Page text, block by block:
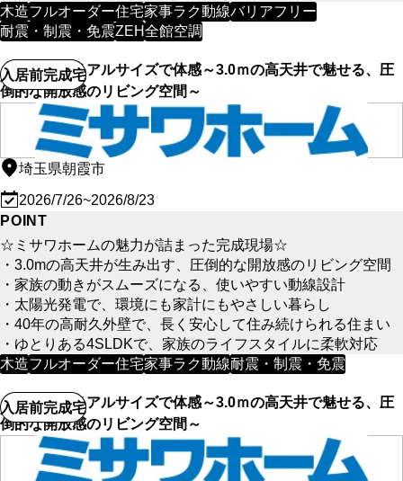
木造フルオーダー住宅家事ラク動線バリアフリー
耐震・制震・免震ZEH全館空調
入居前完成宅
【朝霞市】リアルサイズで体感～3.0ｍの高天井で魅せる、圧
倒的な開放感のリビング空間～
埼玉県朝霞市
2026/7/26~2026/8/23
POINT
☆ミサワホームの魅力が詰まった完成現場☆
・3.0mの高天井が生み出す、圧倒的な開放感のリビング空間
・家族の動きがスムーズになる、使いやすい動線設計
・太陽光発電で、環境にも家計にもやさしい暮らし
・40年の高耐久外壁で、長く安心して住み続けられる住まい
・ゆとりある4SLDKで、家族のライフスタイルに柔軟対応
木造フルオーダー住宅家事ラク動線耐震・制震・免震
入居前完成宅
【朝霞市】リアルサイズで体感～3.0ｍの高天井で魅せる、圧
倒的な開放感のリビング空間～